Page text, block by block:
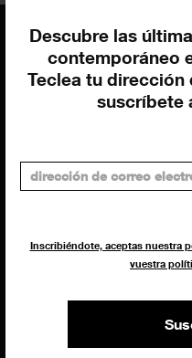
Descubre las
contemporáneo
Teclea tu
suscríbete
Inscribiéndote, aceptas nuestra
vuestra
EQUIPO
Federico Pazzagli
Administración
Evelyn Parretti
Marketing
Francesca Grismondi
Programación y